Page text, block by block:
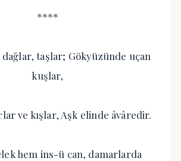
****
taşlar; Gökyüzünde uçan
kuşlar,
ve kışlar, Aşk elinde âvâredir.
hem ins-ü can, damarlarda